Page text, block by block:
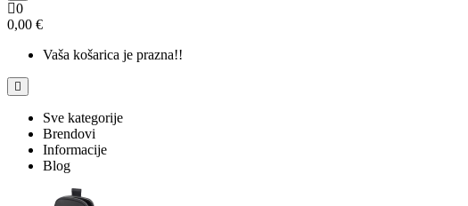
0
0,00 €
Vaša košarica je prazna!!
Sve kategorije
Brendovi
Informacije
Blog